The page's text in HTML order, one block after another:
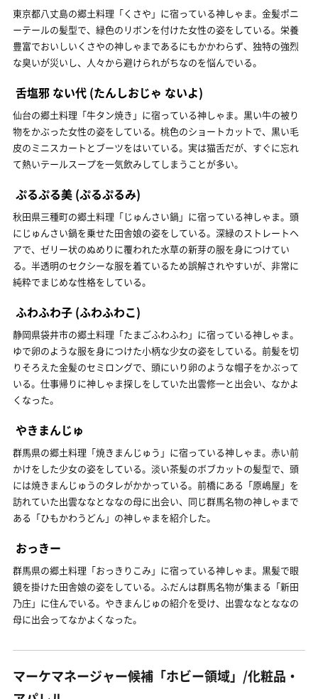
東京都八丈島の郷土料理「くさや」に宿っている神しゃま。金髪ポニ
ーテールの髪型で、緑色のリボンを付けた女性の姿をしている。栄養
豊富でおいしいくさやの神しゃまであるにもかかわらず、独特の強烈
な臭いが災いし、人々から避けられがちなのを悩んでいる。
舌塩邪 ない代 (たんしおじゃ ないよ)
仙台の郷土料理「牛タン焼き」に宿っている神しゃま。黒い牛の被り
物をかぶった女性の姿をしている。桃色のショートカットで、黒い毛
皮のミニスカートとブーツをはいている。実は猫舌だが、すぐに忘れ
て熱いテールスープを一気飲みしてしまうことが多い。
ぷるぷる美 (ぷるぷるみ)
秋田県三種町の郷土料理「じゅんさい鍋」に宿っている神しゃま。頭
にじゅんさい鍋を乗せた田舎娘の姿をしている。深緑のストレートヘ
アで、ゼリー状のぬめりに覆われた水草の新芽の服を身につけてい
る。半透明のセクシーな服を着ているため誤解されやすいが、非常に
純粋でまじめな性格をしている。
ふわふわ子 (ふわふわこ)
静岡県袋井市の郷土料理「たまごふわふわ」に宿っている神しゃま。
ゆで卵のような服を身につけた小柄な少女の姿をしている。前髪を切
りそろえた金髪のセミロングで、頭にいり卵のような帽子をかぶって
いる。仕事帰りに神しゃま探しをしていた出雲修一と出会い、なかよ
くなった。
やきまんじゅ
群馬県の郷土料理「焼きまんじゅう」に宿っている神しゃま。赤い前
かけをした少女の姿をしている。淡い茶髪のボブカットの髪型で、頭
には焼きまんじゅうのタレがかかっている。前橋にある「原嶋屋」を
訪れていた出雲ななとななの母に出会い、同じ群馬名物の神しゃまで
ある「ひもかわうどん」の神しゃまを紹介した。
おっきー
群馬県の郷土料理「おっきりこみ」に宿っている神しゃま。黒髪で眼
鏡を掛けた田舎娘の姿をしている。ふだんは群馬名物が集まる「新田
乃庄」に住んでいる。やきまんじゅの紹介を受け、出雲ななとななの
母に出会ってなかよくなった。
マーケマネージャー候補「ホビー領域」/化粧品・